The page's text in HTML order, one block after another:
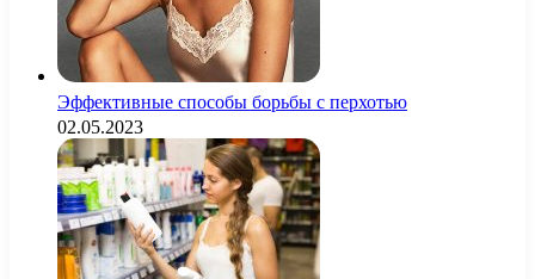
Эффективные способы борьбы с перхотью
02.05.2023